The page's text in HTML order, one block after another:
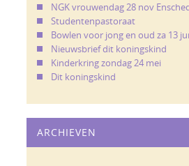
NGK vrouwendag 28 nov
Studentenpastoraat
Bowlen voor jong en oud za 13
Nieuwsbrief dit koningskind
Kinderkring zondag 24 mei
Dit koningskind
ARCHIEVEN